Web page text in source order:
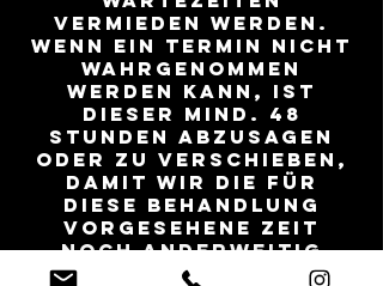
vermieden werden.
Wenn ein Termin nicht
wahrgenommen
werden kann, ist
dieser mind. 48
Stunden abzusagen
oder zu verschieben,
damit wir die für
diese Behandlung
vorgesehene Zeit
noch anderweitig
verplanen können.